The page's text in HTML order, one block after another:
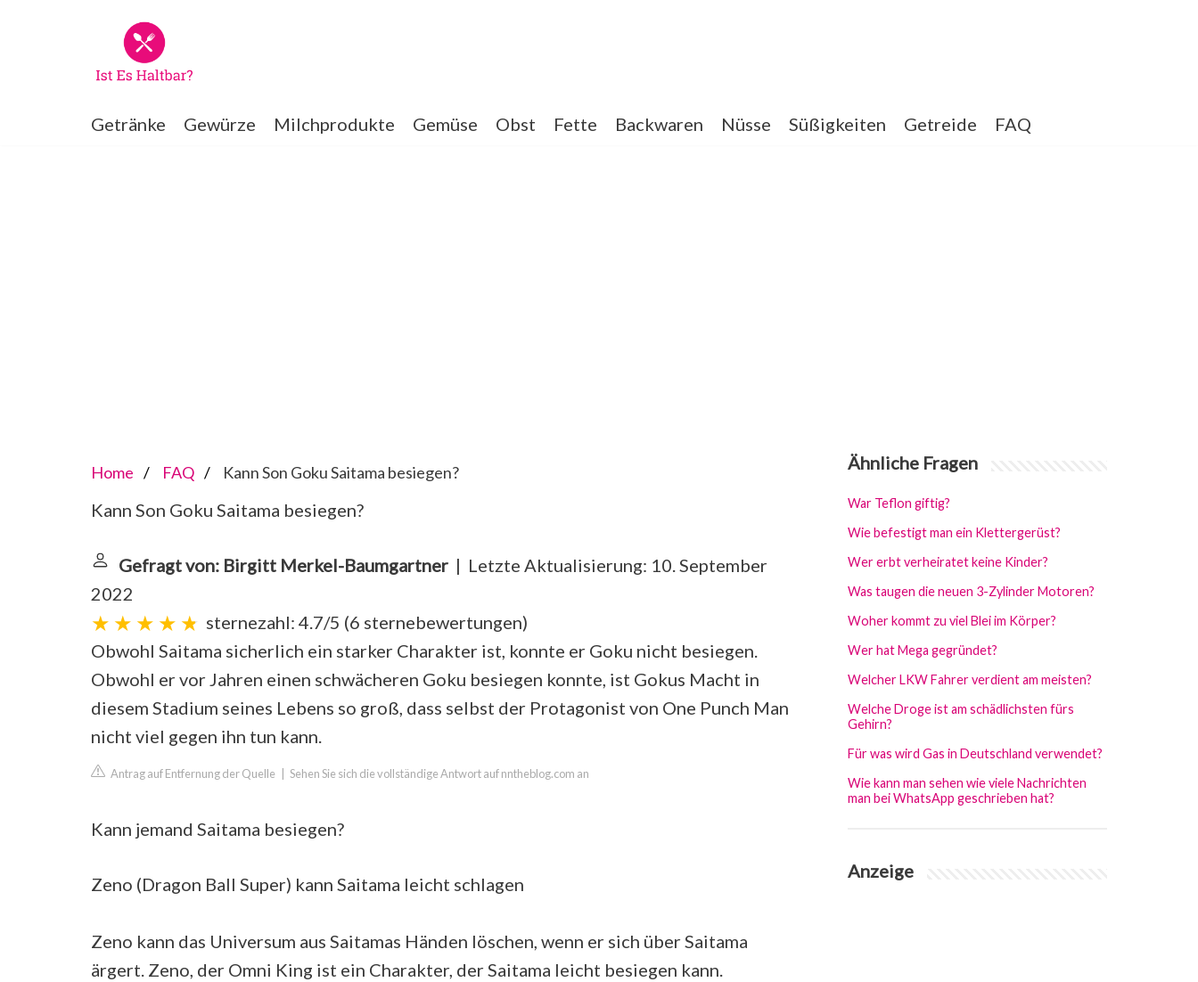
Getränke Gewürze Milchprodukte Gemüse Obst Fette Backwaren Nüsse Süßigkeiten Getreide FAQ
Home FAQ Kann Son Goku Saitama besiegen?
Kann Son Goku Saitama besiegen?
Gefragt von: Birgitt Merkel-Baumgartner | Letzte Aktualisierung: 10. September
2022
sternezahl: 4.7/5 (6 sternebewertungen)
Obwohl Saitama sicherlich ein starker Charakter ist, konnte er Goku nicht besiegen.
Obwohl er vor Jahren einen schwächeren Goku besiegen konnte, ist Gokus Macht in
diesem Stadium seines Lebens so groß, dass selbst der Protagonist von One Punch Man
nicht viel gegen ihn tun kann.
Antrag auf Entfernung der Quelle Sehen Sie sich die vollständige Antwort auf nntheblog.com an
Kann jemand Saitama besiegen?
Zeno (Dragon Ball Super) kann Saitama leicht schlagen
Zeno kann das Universum aus Saitamas Händen löschen, wenn er sich über Saitama
ärgert. Zeno, der Omni King ist ein Charakter, der Saitama leicht besiegen kann.
Ähnliche Fragen
War Teflon giftig?
Wie befestigt man ein Klettergerüst?
Wer erbt verheiratet keine Kinder?
Was taugen die neuen 3-Zylinder Motoren?
Woher kommt zu viel Blei im Körper?
Wer hat Mega gegründet?
Welcher LKW Fahrer verdient am meisten?
Welche Droge ist am schädlichsten fürs
Gehirn?
Für was wird Gas in Deutschland verwendet?
Wie kann man sehen wie viele Nachrichten
man bei WhatsApp geschrieben hat?
Anzeige